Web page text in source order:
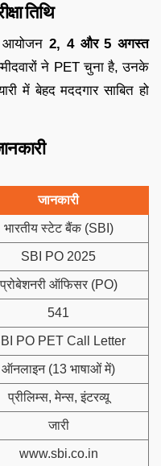
तिथि
आयोजन2, 4 और 5 अगस्त
ने PET चुना है, उनके
में बेहद मददगार साबित हो
जानकारी
भारतीय स्टेट बैंक (SBI)
SBI PO 2025
प्रोबेशनरी ऑफिसर (PO)
541
PO PET Call Letter
ऑनलाइन (13 भाषाओं में)
प्रीलिम्स, मेन्स, इंटरव्यू
जारी
www.sbi.co.in